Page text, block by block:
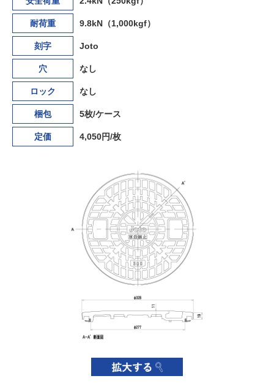
耐荷重 9.8kN（1,000kgf）
刻字 Joto
穴 なし
ロック なし
梱包 5枚/ケース
定価 4,050円/枚